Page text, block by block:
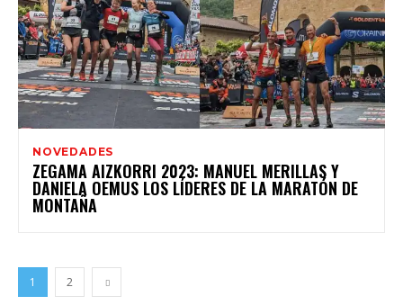
NOVEDADES
ZEGAMA AIZKORRI 2023: MANUEL MERILLAS Y
DANIELA OEMUS LOS LÍDERES DE LA MARATÓN DE
MONTAÑA
1 2